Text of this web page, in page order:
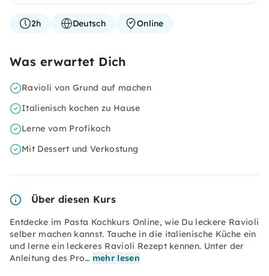
2h Deutsch Online
Was erwartet Dich
Ravioli von Grund auf machen
Italienisch kochen zu Hause
Lerne vom Profikoch
Mit Dessert und Verkostung
Über diesen Kurs
Entdecke im Pasta Kochkurs Online, wie Du leckere Ravioli
selber machen kannst. Tauche in die italienische Küche ein
und lerne ein leckeres Ravioli Rezept kennen. Unter der
Anleitung des Pro… mehr lesen